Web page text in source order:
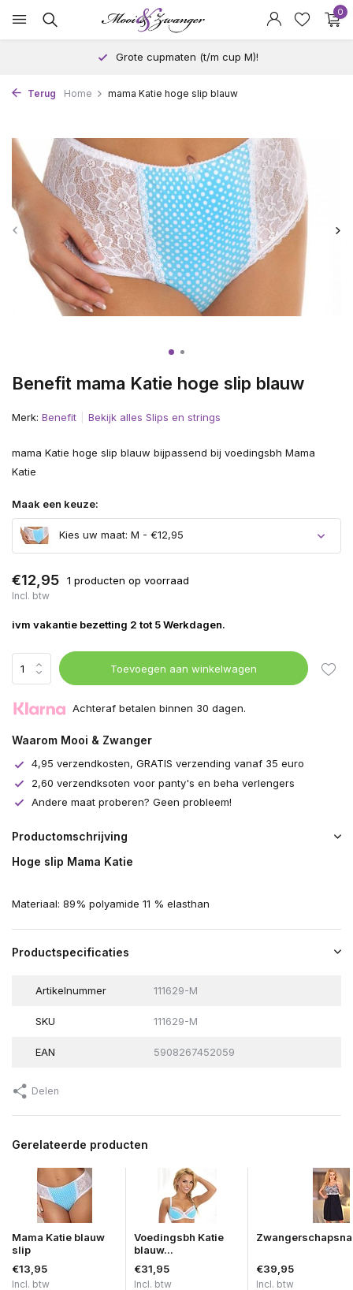
0
Andere maat proberen? Geen probleem!
Terug Home mama Katie hoge slip blauw
Benefit mama Katie hoge slip blauw
Merk: Benefit Bekijk alles Slips en strings
mama Katie hoge slip blauw bijpassend bij voedingsbh Mama
Katie
Maak een keuze:
Kies uw maat: M - €12,95
€12,95 1 producten op voorraad
Incl. btw
ivm vakantie bezetting 2 tot 5 Werkdagen.
Toevoegen aan winkelwagen
Achteraf betalen binnen 30 dagen.
Waarom Mooi & Zwanger
4,95 verzendkosten, GRATIS verzending vanaf 35 euro
2,60 verzendksoten voor panty's en beha verlengers
Andere maat proberen? Geen probleem!
Productomschrijving
Hoge slip Mama Katie
Materiaal: 89% polyamide 11 % elasthan
Productspecificaties
Artikelnummer 111629-M
SKU 111629-M
EAN 5908267452059
Delen
Gerelateerde producten
Mama Katie blauw
slip
€13,95
Incl. btw
Voedingsbh Katie
blauw...
€31,95
Incl. btw
€39,95
Incl. btw